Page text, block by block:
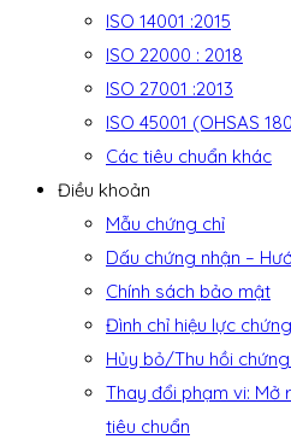
ISO 14001 :2015
ISO 22000 : 2018
ISO 27001 :2013
ISO 45001 (OHSAS
Các tiêu chuẩn khác
Điều khoản
Mẫu chứng chỉ
Dấu chứng nhận –
Chính sách bảo mật
Đình chỉ hiệu lực
Hủy bỏ/Thu hồi
Thay đổi phạm vi:
tiêu chuẩn